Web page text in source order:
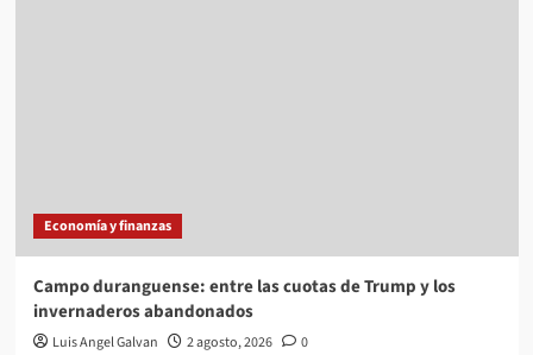
Economía y finanzas
Campo duranguense: entre las cuotas de Trump y los
invernaderos abandonados
Luis Angel Galvan 2 agosto, 2026 0